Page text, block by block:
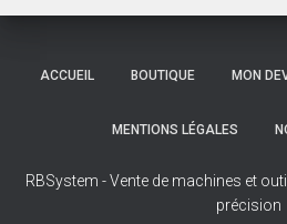
ACCUEIL BOUTIQUE MON
MENTIONS LÉGALES
RBSystem - Vente de machines et
précision